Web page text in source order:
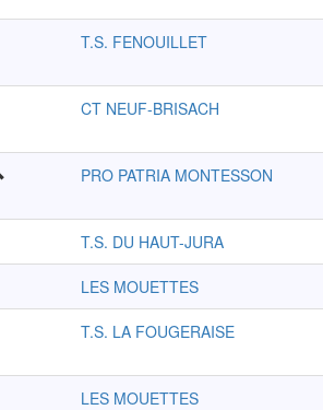
T.S. FENOUILLET
CT NEUF-BRISACH
PRO PATRIA MONTESSON
T.S. DU HAUT-JURA
LES MOUETTES
T.S. LA FOUGERAISE
LES MOUETTES